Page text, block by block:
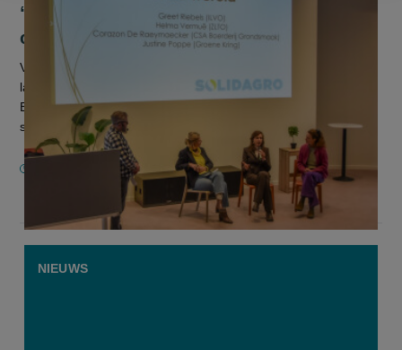
“De rol van de vrouw wordt nog altijd
onderschat”
Vrouwen maken ongeveer een derde uit van de
landbouwsector. Toch blijft hun bijdrage vaak onder de radar.
Een spanningsveld dat als een rode draad liep door het
symposium ‘Sterk Geworteld’,...
21 FEBRUARI 2026
NIEUWS